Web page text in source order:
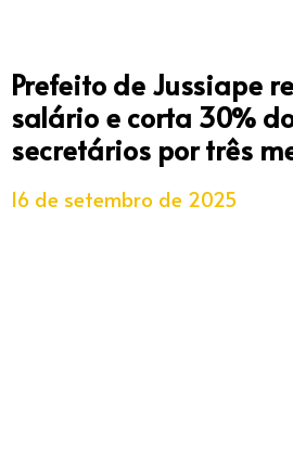
Prefeito de Jussiape
salário e corta 30%
secretários por três
16 de setembro de 2025